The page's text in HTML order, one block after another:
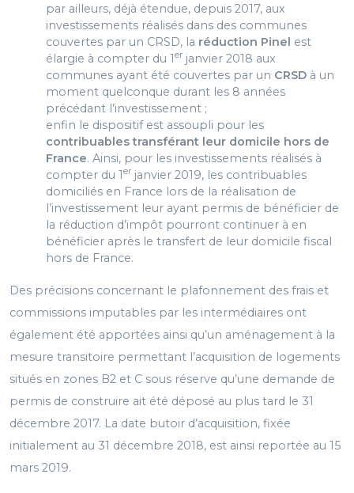
par ailleurs, déjà étendue, depuis 2017, aux
investissements réalisés dans des communes
couvertes par un CRSD, la réduction Pinel est
élargie à compter du 1er janvier 2018 aux
communes ayant été couvertes par un CRSD à un
moment quelconque durant les 8 années
précédant l’investissement ;
enfin le dispositif est assoupli pour les
contribuables transférant leur domicile hors de
France. Ainsi, pour les investissements réalisés à
compter du 1er janvier 2019, les contribuables
domiciliés en France lors de la réalisation de
l’investissement leur ayant permis de bénéficier de
la réduction d’impôt pourront continuer à en
bénéficier après le transfert de leur domicile fiscal
hors de France.
Des précisions concernant le plafonnement des frais et
commissions imputables par les intermédiaires ont
également été apportées ainsi qu’un aménagement à la
mesure transitoire permettant l’acquisition de logements
situés en zones B2 et C sous réserve qu’une demande de
permis de construire ait été déposé au plus tard le 31
décembre 2017. La date butoir d’acquisition, fixée
initialement au 31 décembre 2018, est ainsi reportée au 15
mars 2019.